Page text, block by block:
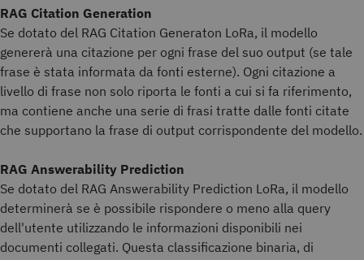
RAG Citation Generation
Se dotato del RAG Citation Generaton LoRa, il modello
genererà una citazione per ogni frase del suo output (se tale
frase è stata informata da fonti esterne). Ogni citazione a
livello di frase non solo riporta le fonti a cui si fa riferimento,
ma contiene anche una serie di frasi tratte dalle fonti citate
che supportano la frase di output corrispondente del modello.
RAG Answerability Prediction
Se dotato del RAG Answerability Prediction LoRa, il modello
determinerà se è possibile rispondere o meno alla query
dell'utente utilizzando le informazioni disponibili nei
documenti collegati. Questa classificazione binaria, di